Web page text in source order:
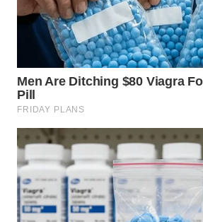
MALUKU
WN
MALUT
WN
DAIRI
DANAU
TOBA
WN